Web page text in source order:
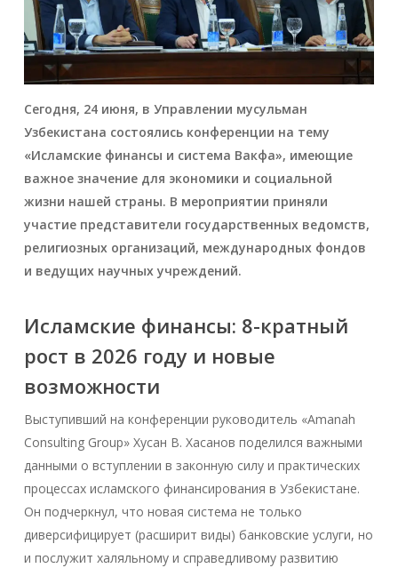
Сегодня, 24 июня, в Управлении мусульман
Узбекистана состоялись конференции на тему
«Исламские финансы и система Вакфа», имеющие
важное значение для экономики и социальной
жизни нашей страны. В мероприятии приняли
участие представители государственных ведомств,
религиозных организаций, международных фондов
и ведущих научных учреждений.
Исламские финансы: 8-кратный
рост в 2026 году и новые
возможности
Выступивший на конференции руководитель «Amanah
Consulting Group» Хусан В. Хасанов поделился важными
данными о вступлении в законную силу и практических
процессах исламского финансирования в Узбекистане.
Он подчеркнул, что новая система не только
диверсифицирует (расширит виды) банковские услуги, но
и послужит халяльному и справедливому развитию